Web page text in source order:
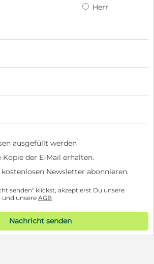
Herr
ausgefüllt werden
der E-Mail erhalten.
Newsletter abonnieren.
senden" klickst, akzeptierst Du unsere
und unsere AGB
Nachricht senden